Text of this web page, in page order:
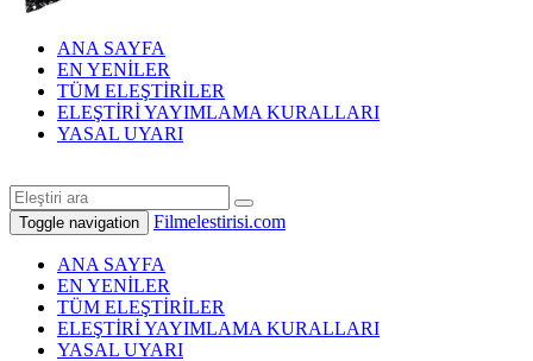
ANA SAYFA
EN YENİLER
TÜM ELEŞTİRİLER
ELEŞTİRİ YAYIMLAMA KURALLARI
YASAL UYARI
Toggle navigation Filmelestirisi.com
ANA SAYFA
EN YENİLER
TÜM ELEŞTİRİLER
ELEŞTİRİ YAYIMLAMA KURALLARI
YASAL UYARI